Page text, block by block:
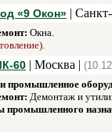
«9 Окон» |
Окна.
60 | Москва |
промышленное
Демонтаж и
промышленного